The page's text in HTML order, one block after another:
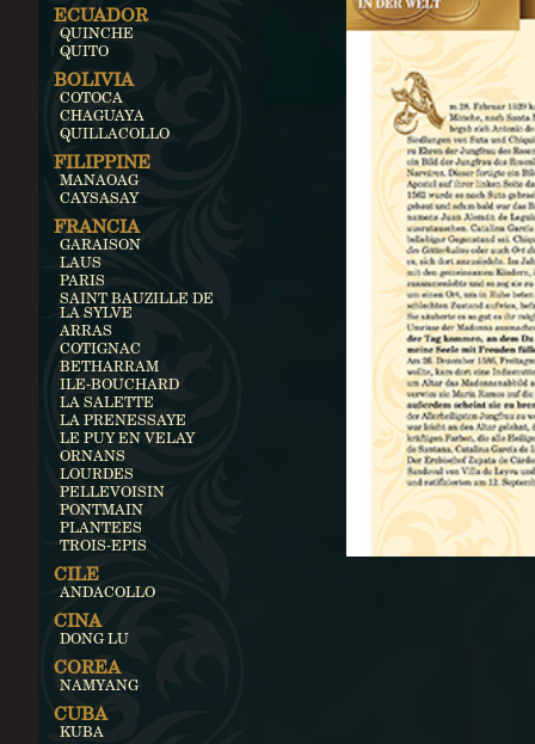
ECUADOR
QUINCHE
QUITO
BOLIVIA
COTOCA
CHAGUAYA
QUILLACOLLO
FILIPPINE
MANAOAG
CAYSASAY
FRANCIA
GARAISON
LAUS
PARIS
SAINT BAUZILLE DE
LA SYLVE
ARRAS
COTIGNAC
BETHARRAM
ILE-BOUCHARD
LA SALETTE
LA PRENESSAYE
LE PUY EN VELAY
ORNANS
LOURDES
PELLEVOISIN
PONTMAIN
PLANTEES
TROIS-EPIS
CILE
ANDACOLLO
CINA
DONG LU
COREA
NAMYANG
CUBA
KUBA